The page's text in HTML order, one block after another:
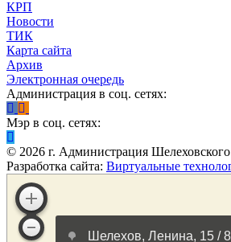
КРП
Новости
ТИК
Карта сайта
Архив
Электронная очередь
Администрация в соц. сетях:
Мэр в соц. сетях:
© 2026 г. Администрация
Разработка сайта: Виртуальные